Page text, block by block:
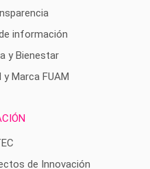
información
y Bienestar
Marca FUAM
de Innovación